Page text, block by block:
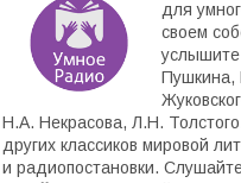
для
своем
Пушкина,
Н.А. Некрасова, Л.Н.
других классиков мировой
и радиопостановки.